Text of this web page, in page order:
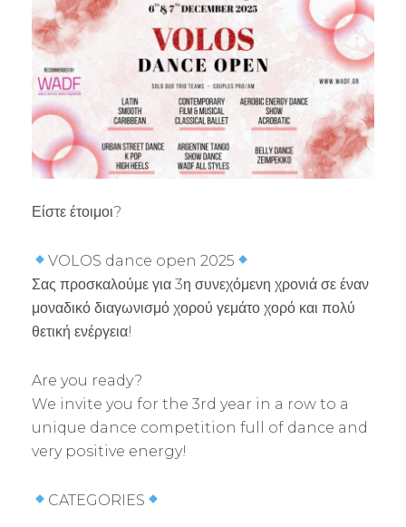
Είστε έτοιμοι?
VOLOS dance open 2025
Σας προσκαλούμε για 3η συνεχόμενη χρονιά σε έναν
μοναδικό διαγωνισμό χορού γεμάτο χορό και πολύ
θετική ενέργεια!
Are you ready?
We invite you for the 3rd year in a row to a
unique dance competition full of dance and
very positive energy!
CATEGORIES